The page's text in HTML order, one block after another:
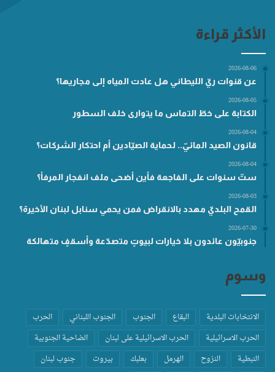
الأكثر قراءة
2026-08-06
عن قنوات ريّ الليطاني هل عادت المياه إلى مجاريها؟
2026-08-05
الكتابة على خطّ التماس ما يتوارى خلف السطور
2026-08-04
قانون الصيد المائيّ.. لحماية الصيّادين أم احتكار الشركات؟
2026-08-04
ستّ سنوات على الفاجعة فأين أضحى ملف انفجار المرفأ؟
2026-08-03
القمح البلديّ مهدد بالانقراض فمن يحمي سنابل لبنان الأخيرة؟
2026-07-30
جنوبيّون عائدون بلا خيارات لبيوتٍ متصدّعة وأسقفٍ متهالكة
وسوم
الانتخابات البلدية البقاع الجنوب الجنوب اللبناني
الحرب
الحرب الاسرائيلية
الحرب الاسرائيلية على لبنان
الضاحية الجنوبية
النبطية
النزوح الهرمل بعلبك بيروت
جنوب لبنان